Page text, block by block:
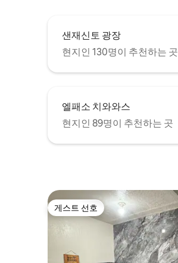
샌재신토 광장
현지인 130명이 추천하는 곳
엘패소 치와와스
현지인 89명이 추천하는 곳
게스트 선호
게스트 선호